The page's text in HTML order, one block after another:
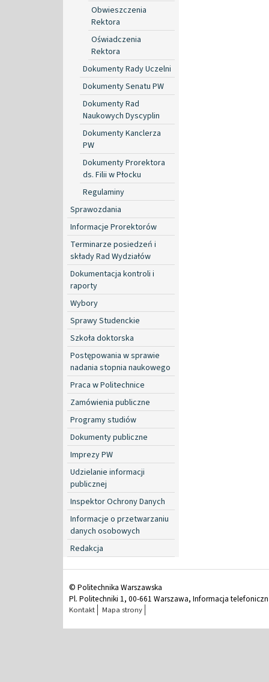
Obwieszczenia
Rektora
Oświadczenia
Rektora
Dokumenty Rady Uczelni
Dokumenty Senatu PW
Dokumenty Rad
Naukowych Dyscyplin
Dokumenty Kanclerza
PW
Dokumenty Prorektora
ds. Filii w Płocku
Regulaminy
Sprawozdania
Informacje Prorektorów
Terminarze posiedzeń i
składy Rad Wydziałów
Dokumentacja kontroli i
raporty
Wybory
Sprawy Studenckie
Szkoła doktorska
Postępowania w sprawie
nadania stopnia naukowego
Praca w Politechnice
Zamówienia publiczne
Programy studiów
Dokumenty publiczne
Imprezy PW
Udzielanie informacji
publicznej
Inspektor Ochrony Danych
Informacje o przetwarzaniu
danych osobowych
Redakcja
© Politechnika Warszawska
Pl. Politechniki 1, 00-661 Warszawa, Informacja
Kontakt Mapa strony